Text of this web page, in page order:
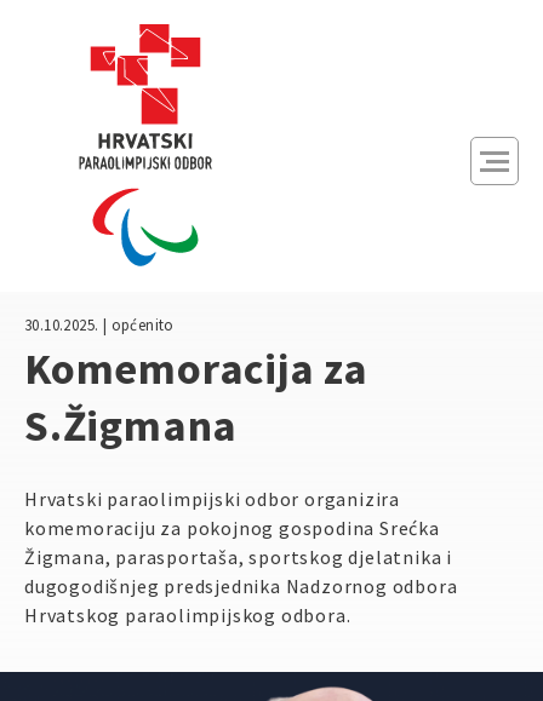
O nama
Članice
Kontrast: A A
Veličina slova: AAA
30.10.2025. | općenito
Komemoracija za
S.Žigmana
Hrvatski paraolimpijski odbor organizira
komemoraciju za pokojnog gospodina Srećka
Žigmana, parasportaša, sportskog djelatnika i
dugogodišnjeg predsjednika Nadzornog odbora
Hrvatskog paraolimpijskog odbora.